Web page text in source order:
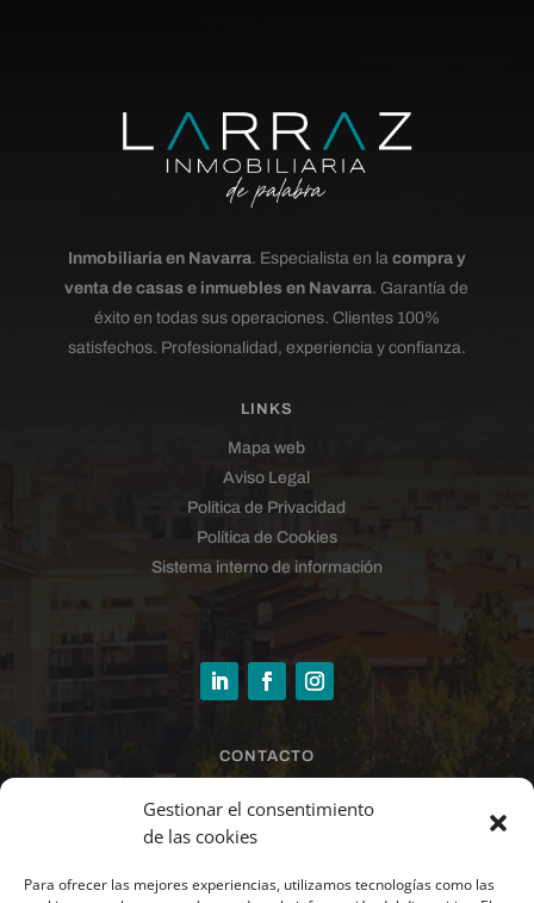
Gestionar el consentimiento
de las cookies
Para ofrecer las mejores experiencias, utilizamos tecnologías como las
Inmobiliaria en Navarra. Especialista en la compra y
venta de casas e inmuebles en Navarra. Garantía de
éxito en todas sus operaciones. Clientes 100%
satisfechos. Profesionalidad, experiencia y confianza.
LINKS
Mapa web
Aviso Legal
Política de Privacidad
Política de Cookies
Sistema interno de información
CONTACTO
678 44 21 49 · 948 37 07 90